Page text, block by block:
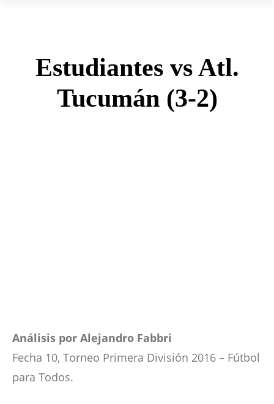
Estudiantes vs Atl.
Tucumán (3-2)
Análisis por Alejandro Fabbri
Fecha 10, Torneo Primera División 2016 – Fútbol
para Todos.